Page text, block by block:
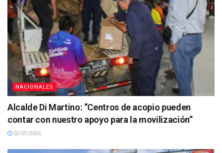
NACIONALES
Alcalde Di Martino: “Centros de acopio pueden
contar con nuestro apoyo para la movilización”
02/07/2026